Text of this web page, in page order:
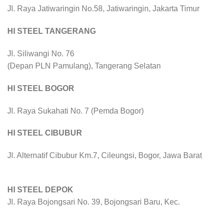
Jl. Raya Jatiwaringin No.58, Jatiwaringin, Jakarta Timur
HI STEEL TANGERANG
Jl. Siliwangi No. 76
(Depan PLN Pamulang), Tangerang Selatan
HI STEEL BOGOR
Jl. Raya Sukahati No. 7 (Pemda Bogor)
HI STEEL CIBUBUR
Jl. Alternatif Cibubur Km.7, Cileungsi, Bogor, Jawa Barat
HI STEEL DEPOK
Jl. Raya Bojongsari No. 39, Bojongsari Baru, Kec.